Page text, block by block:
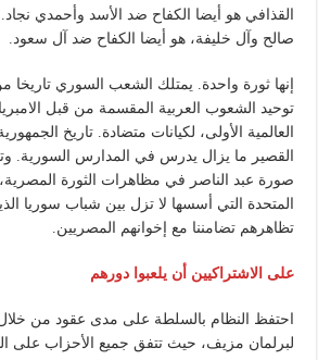
القذافي هو أيضا الكفاح ضد الأسد وأحمدي
صالح وآل خليفة، هو أيضا الكفاح ضد آل سعود.
إنها ثورة واحدة. يمتلك الشعب السوري
توحيد الشعوب العربية المقسمة من قبل
العالمية الأولى، لكيانات متضادة. تاريخ
القصير ما يزال يدرس في المدارس السورية.
صورة عبد الناصر في مظاهرات الثورة المصرية،
المتحدة التي أسسها لا تزل بين شباب سوريا
تظاهرهم تضامننا مع إخوانهم المصريين.
على الاشتراكيين أن يلعبوا دورهم
احتفظ النظام بالسلطة على مدى عقود من خلال
لبرلمان مزيف، حيث تتفق جميع الأحزاب على